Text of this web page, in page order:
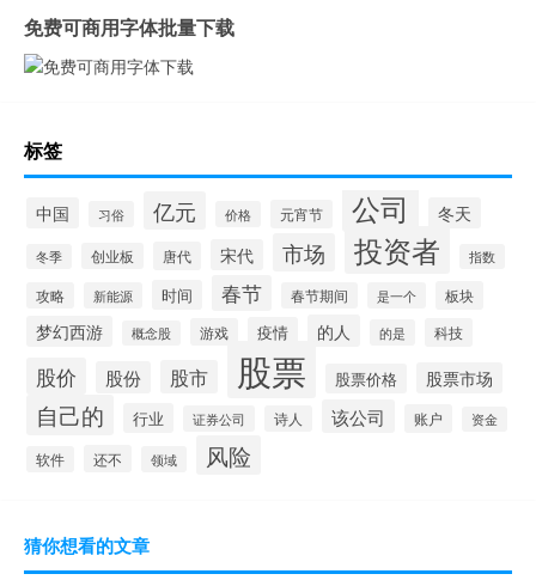
免费可商用字体批量下载
标签
中国 习俗 亿元 价格 元宵节 公司 冬天
冬季 创业板 唐代 宋代 市场 投资者 指数
攻略 新能源 时间 春节 春节期间 是一个 板块
梦幻西游 概念股 游戏 疫情 的人 的是 科技
股价 股份 股市 股票 股票价格 股票市场
自己的 行业 证券公司 诗人 该公司 账户 资金
软件 还不 领域 风险
猜你想看的文章